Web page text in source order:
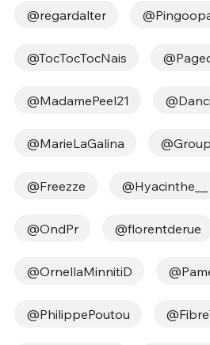
@regardalter
@TocTocTocNais
@MadamePeel21
@MarieLaGalina
@Freezze @Hyacinthe__
@OndPr @florentderue
@OrnellaMinnitiD
@PhilippePoutou